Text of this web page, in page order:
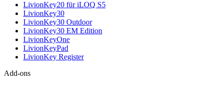
LivionKey20 für iLOQ S5
LivionKey30
LivionKey30 Outdoor
LivionKey30 EM Edition
LivionKeyOne
LivionKeyPad
LivionKey Register
Add-ons